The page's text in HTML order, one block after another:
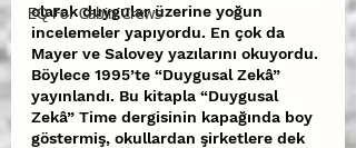
EQ For Cabin Crews
olarak duygular üzerine yoğun
incelemeler yapıyordu. En çok da
Mayer ve Salovey yazılarını okuyordu.
Böylece 1995’te “Duygusal Zekâ”
yayınlandı. Bu kitapla “Duygusal
Zekâ” Time dergisinin kapağında boy
göstermiş, okullardan şirketlere dek